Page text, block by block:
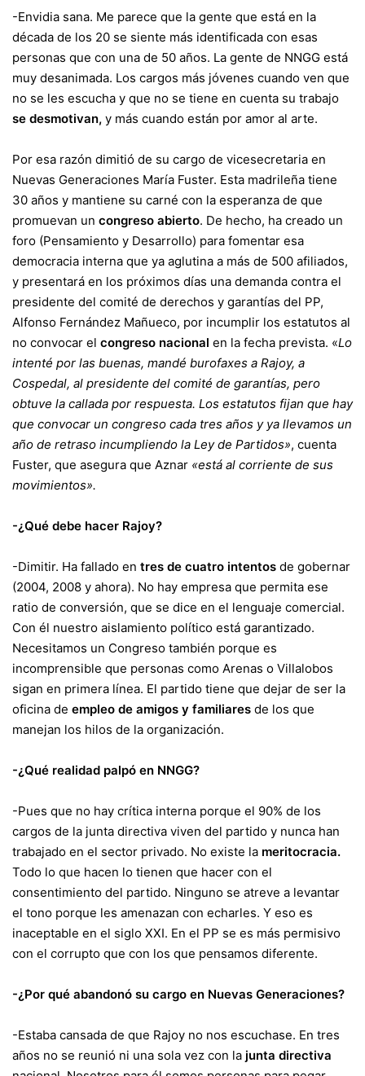
-Envidia sana. Me parece que la gente que está en la
década de los 20 se siente más identificada con esas
personas que con una de 50 años. La gente de NNGG está
muy desanimada. Los cargos más jóvenes cuando ven que
no se les escucha y que no se tiene en cuenta su trabajo
se desmotivan, y más cuando están por amor al arte.
Por esa razón dimitió de su cargo de vicesecretaria en
Nuevas Generaciones María Fuster. Esta madrileña tiene
30 años y mantiene su carné con la esperanza de que
promuevan un congreso abierto. De hecho, ha creado un
foro (Pensamiento y Desarrollo) para fomentar esa
democracia interna que ya aglutina a más de 500 afiliados,
y presentará en los próximos días una demanda contra el
presidente del comité de derechos y garantías del PP,
Alfonso Fernández Mañueco, por incumplir los estatutos al
no convocar el congreso nacional en la fecha prevista. «Lo
intenté por las buenas, mandé burofaxes a Rajoy, a
Cospedal, al presidente del comité de garantías, pero
obtuve la callada por respuesta. Los estatutos fijan que hay
que convocar un congreso cada tres años y ya llevamos un
año de retraso incumpliendo la Ley de Partidos», cuenta
Fuster, que asegura que Aznar «está al corriente de sus
movimientos».
-¿Qué debe hacer Rajoy?
-Dimitir. Ha fallado en tres de cuatro intentos de gobernar
(2004, 2008 y ahora). No hay empresa que permita ese
ratio de conversión, que se dice en el lenguaje comercial.
Con él nuestro aislamiento político está garantizado.
Necesitamos un Congreso también porque es
incomprensible que personas como Arenas o Villalobos
sigan en primera línea. El partido tiene que dejar de ser la
oficina de empleo de amigos y familiares de los que
manejan los hilos de la organización.
-¿Qué realidad palpó en NNGG?
-Pues que no hay crítica interna porque el 90% de los
cargos de la junta directiva viven del partido y nunca han
trabajado en el sector privado. No existe la meritocracia.
Todo lo que hacen lo tienen que hacer con el
consentimiento del partido. Ninguno se atreve a levantar
el tono porque les amenazan con echarles. Y eso es
inaceptable en el siglo XXI. En el PP se es más permisivo
con el corrupto que con los que pensamos diferente.
-¿Por qué abandonó su cargo en Nuevas Generaciones?
-Estaba cansada de que Rajoy no nos escuchase. En tres
años no se reunió ni una sola vez con la junta directiva